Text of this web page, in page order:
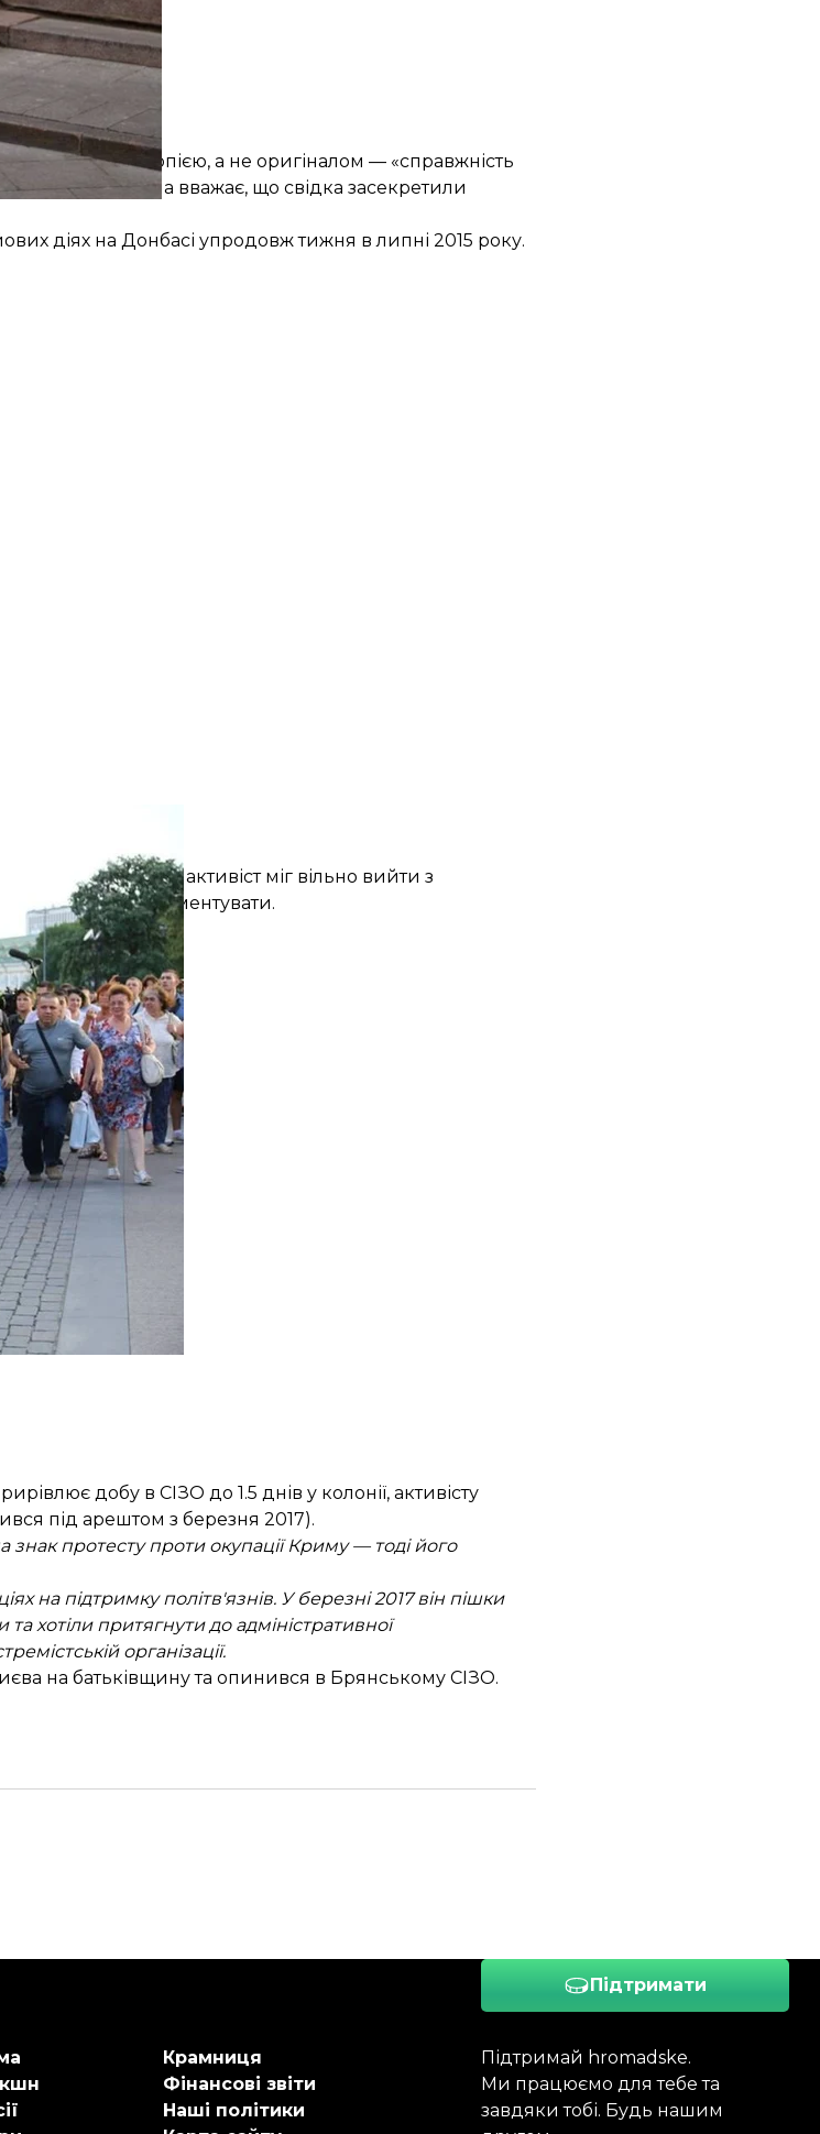
є лише ксерокопією, а не оригіналом — «справжність
Також вона вважає, що свідка засекретили
діях на Донбасі упродовж тижня в липні 2015 року.
в Україні активіст міг вільно вийти з
відмовилася коментувати.
добу в СІЗО до 1.5 днів у колонії, активісту
під арештом з березня 2017).
знак протесту проти окупації Криму — тоді його
на підтримку політв'язнів. У березні 2017 він пішки
хотіли притягнути до адміністративної
організації.
на батьківщину та опинився в Брянському СІЗО.
Підтримати
Підтримай hromadske.
Ми працюємо для тебе та
завдяки тобі. Будь нашим
Крамниця
Фінансові звіти
Наші політики